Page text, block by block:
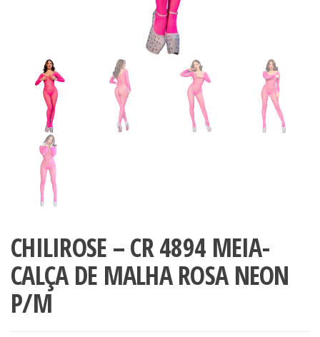
CHILIROSE – CR 4894 MEIA-
CALÇA DE MALHA ROSA NEON
P/M